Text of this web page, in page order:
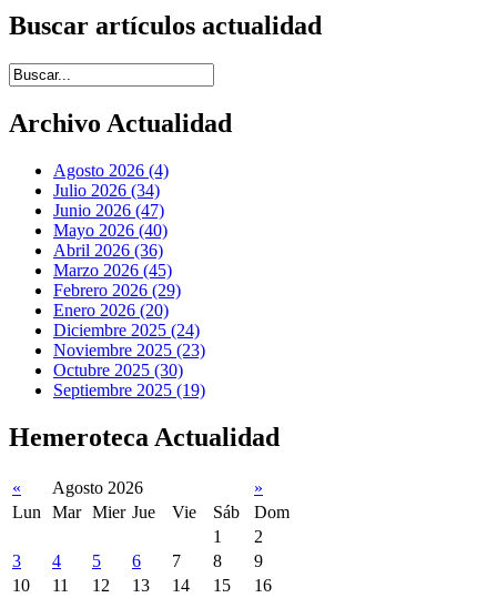
Buscar artículos actualidad
Introduce términos de búsqueda
Archivo Actualidad
Agosto 2026 (4)
Julio 2026 (34)
Junio 2026 (47)
Mayo 2026 (40)
Abril 2026 (36)
Marzo 2026 (45)
Febrero 2026 (29)
Enero 2026 (20)
Diciembre 2025 (24)
Noviembre 2025 (23)
Octubre 2025 (30)
Septiembre 2025 (19)
Hemeroteca Actualidad
« Agosto 2026
»
Lun
Mar Mier Jue Vie Sáb
Dom
1
2
3
4 5 6 7 8
9
10
11 12 13 14 15
16